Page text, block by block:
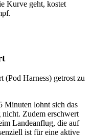
Kurve geht, kostet
(Pod Harness) getrost zu
Minuten lohnt sich das
Zudem erschwert
Landeanflug, die auf
ist für eine aktive